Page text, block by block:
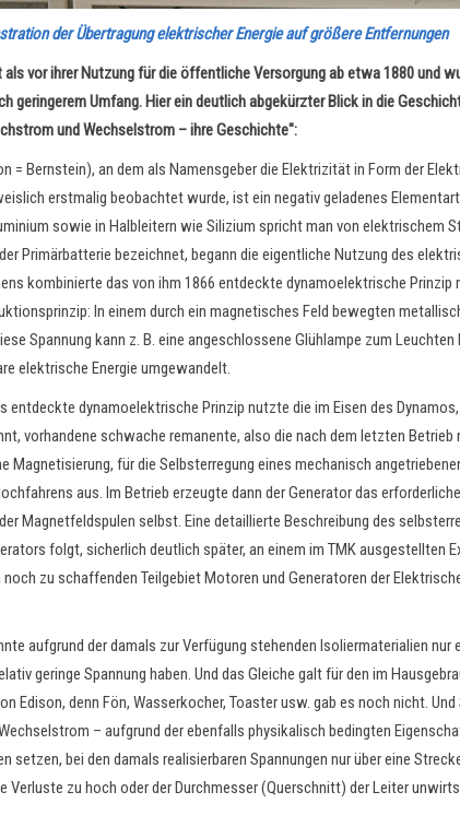
der Übertragung elektrischer Energie auf größere Entfernungen
vor ihrer Nutzung für die öffentliche Versorgung ab etwa 1880 und
geringerem Umfang. Hier ein deutlich abgekürzter Blick in die
und Wechselstrom – ihre Geschichte":
= Bernstein), an dem als Namensgeber die Elektrizität in Form der
erstmalig beobachtet wurde, ist ein negativ geladenes
sowie in Halbleitern wie Silizium spricht man von elektrischem
Primärbatterie bezeichnet, begann die eigentliche Nutzung des
kombinierte das von ihm 1866 entdeckte dynamoelektrische Prinzip
In einem durch ein magnetisches Feld bewegten
Spannung kann z. B. eine angeschlossene Glühlampe zum Leuchten
elektrische Energie umgewandelt.
entdeckte dynamoelektrische Prinzip nutzte die im Eisen des
vorhandene schwache remanente, also die nach dem letzten Betrieb
Magnetisierung, für die Selbsterregung eines mechanisch
aus. Im Betrieb erzeugte dann der Generator das
Magnetfeldspulen selbst. Eine detaillierte Beschreibung des
folgt, sicherlich deutlich später, an einem im TMK ausgestellten
noch zu schaffenden Teilgebiet Motoren und Generatoren der
aufgrund der damals zur Verfügung stehenden Isoliermaterialien nur
geringe Spannung haben. Und das Gleiche galt für den im
Edison, denn Fön, Wasserkocher, Toaster usw. gab es noch nicht.
– aufgrund der ebenfalls physikalisch bedingten
setzen, bei den damals realisierbaren Spannungen nur über eine
zu hoch oder der Durchmesser (Querschnitt) der Leiter